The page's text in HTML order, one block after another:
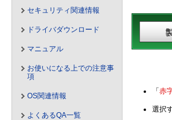
セキュリティ関連情報
ドライバダウンロード
マニュアル
お使いになる上での注意事
項
OS関連情報
よくあるQA一覧
「 赤
選択